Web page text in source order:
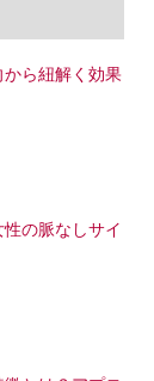
ら紐解く効果
の脈なしサイ